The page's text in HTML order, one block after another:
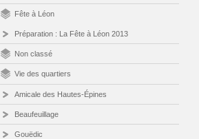
Fête à Léon
Préparation : La Fête à Léon 2013
Non classé
Vie des quartiers
Amicale des Hautes-Épines
Beaufeuillage
Gouëdic